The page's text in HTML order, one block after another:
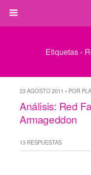
Etiquetas ›
23 AGOSTO 2011 • POR
Análisis: Red
Armageddon
13 RESPUESTAS